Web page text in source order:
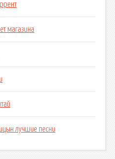
магазина
лучшие песни